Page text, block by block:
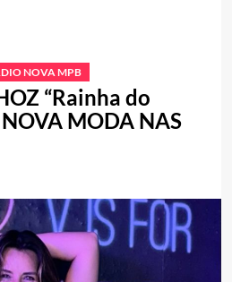
NOVA MPB
“Rainha do
MODA NAS